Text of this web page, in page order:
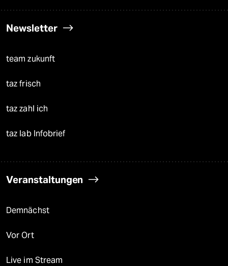
Newsletter
team zukunft
taz frisch
taz zahl ich
taz lab Infobrief
Veranstaltungen
Demnächst
Vor Ort
Live im Stream